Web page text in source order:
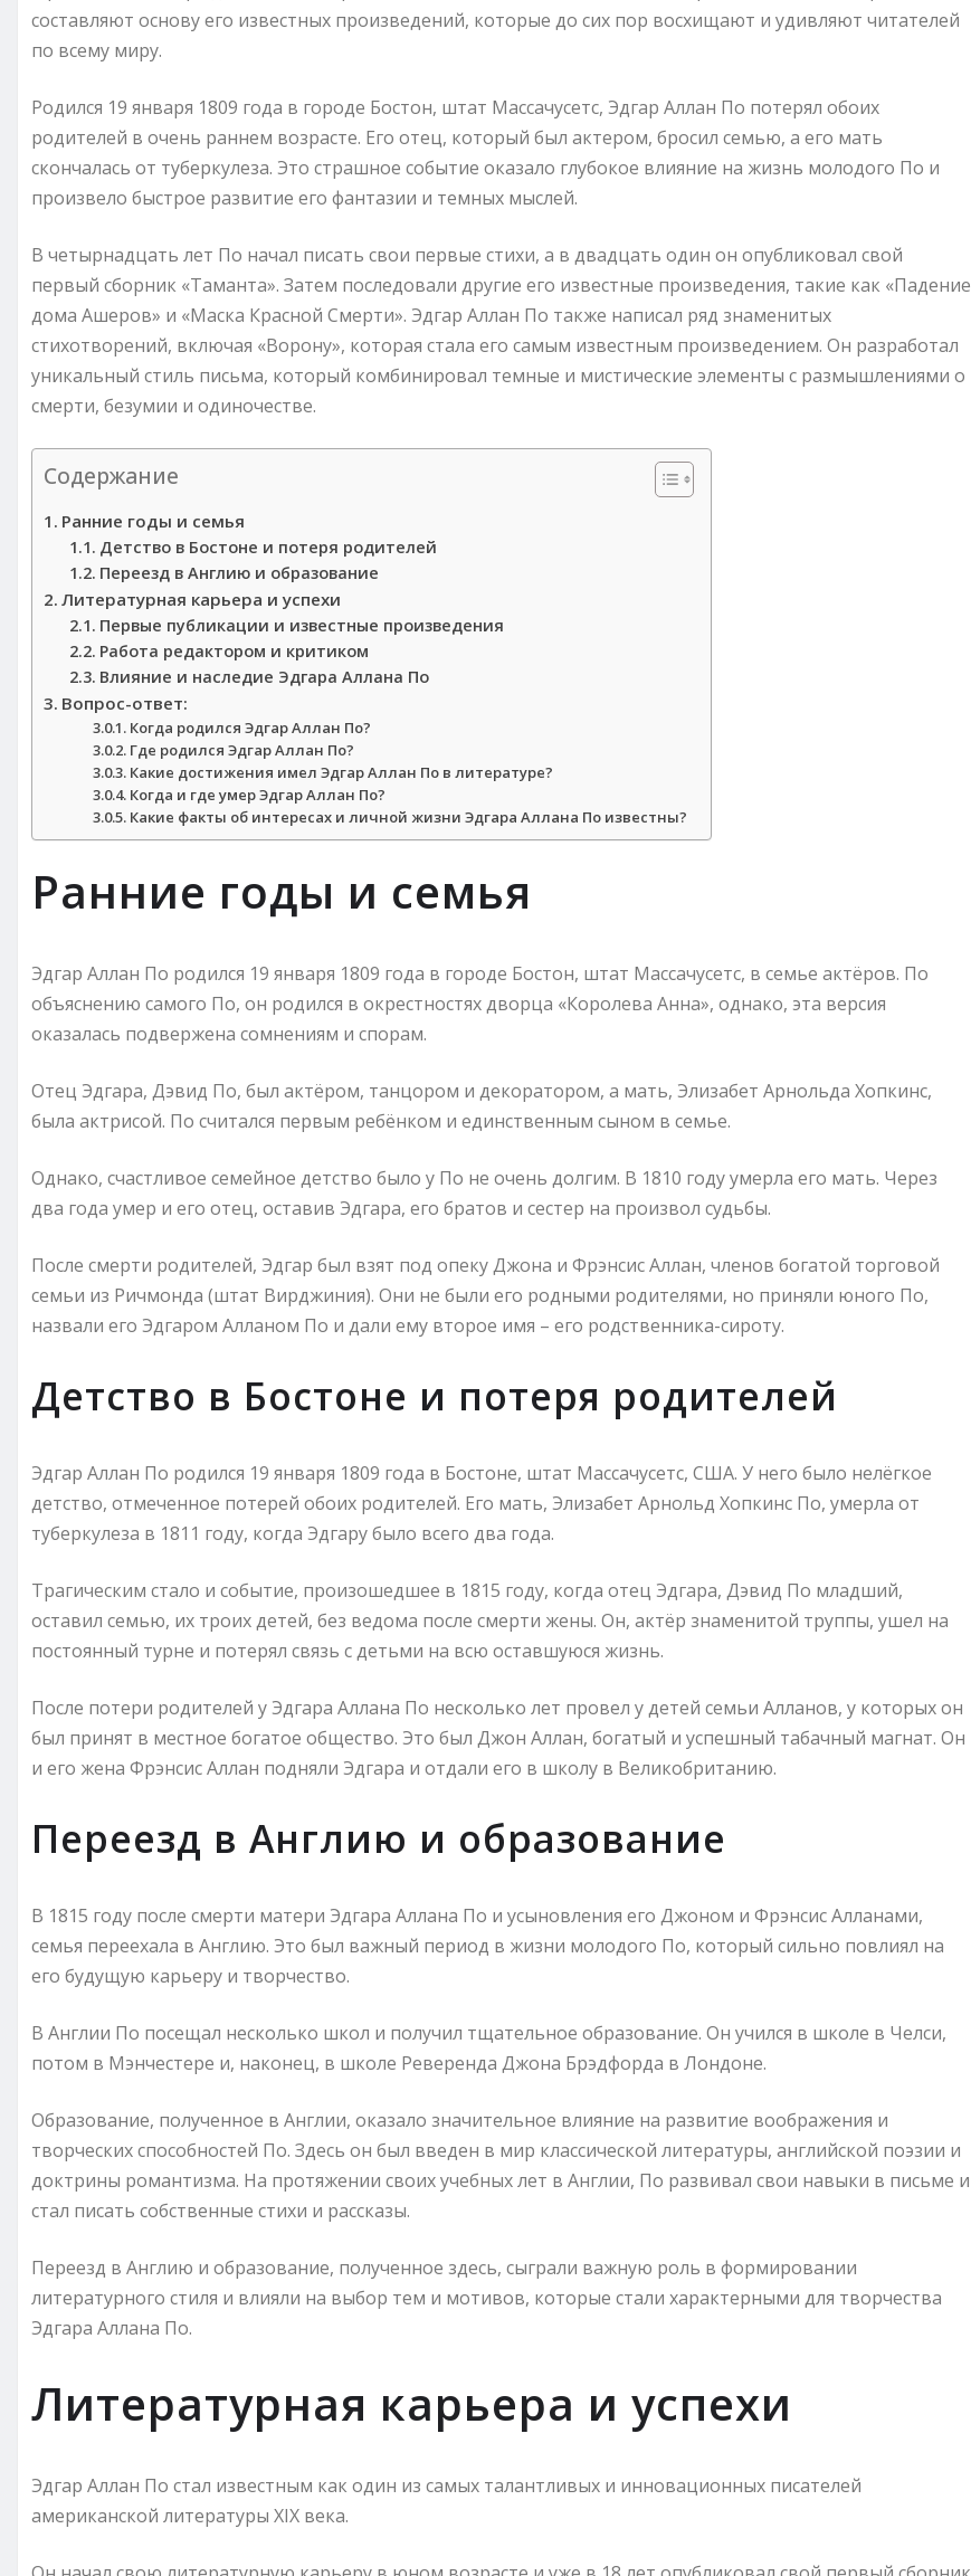
составляют основу его известных произведений, которые до сих пор восхищают и удивляют читателей
по всему миру.
Родился 19 января 1809 года в городе Бостон, штат Массачусетс, Эдгар Аллан По потерял обоих
родителей в очень раннем возрасте. Его отец, который был актером, бросил семью, а его мать
скончалась от туберкулеза. Это страшное событие оказало глубокое влияние на жизнь молодого По и
произвело быстрое развитие его фантазии и темных мыслей.
В четырнадцать лет По начал писать свои первые стихи, а в двадцать один он опубликовал свой
первый сборник «Таманта». Затем последовали другие его известные произведения, такие как «Падение
дома Ашеров» и «Маска Красной Смерти». Эдгар Аллан По также написал ряд знаменитых
стихотворений, включая «Ворону», которая стала его самым известным произведением. Он разработал
уникальный стиль письма, который комбинировал темные и мистические элементы с размышлениями о
смерти, безумии и одиночестве.
Содержание
Ранние годы и семья
Детство в Бостоне и потеря родителей
Переезд в Англию и образование
Литературная карьера и успехи
Первые публикации и известные произведения
Работа редактором и критиком
Влияние и наследие Эдгара Аллана По
Вопрос-ответ:
Когда родился Эдгар Аллан По?
Где родился Эдгар Аллан По?
Какие достижения имел Эдгар Аллан По в литературе?
Когда и где умер Эдгар Аллан По?
Какие факты об интересах и личной жизни Эдгара Аллана По известны?
Ранние годы и семья
Эдгар Аллан По родился 19 января 1809 года в городе Бостон, штат Массачусетс, в семье актёров. По
объяснению самого По, он родился в окрестностях дворца «Королева Анна», однако, эта версия
оказалась подвержена сомнениям и спорам.
Отец Эдгара, Дэвид По, был актёром, танцором и декоратором, а мать, Элизабет Арнольда Хопкинс,
была актрисой. По считался первым ребёнком и единственным сыном в семье.
Однако, счастливое семейное детство было у По не очень долгим. В 1810 году умерла его мать. Через
два года умер и его отец, оставив Эдгара, его братов и сестер на произвол судьбы.
После смерти родителей, Эдгар был взят под опеку Джона и Фрэнсис Аллан, членов богатой торговой
семьи из Ричмонда (штат Вирджиния). Они не были его родными родителями, но приняли юного По,
назвали его Эдгаром Алланом По и дали ему второе имя – его родственника-сироту.
Детство в Бостоне и потеря родителей
Эдгар Аллан По родился 19 января 1809 года в Бостоне, штат Массачусетс, США. У него было нелёгкое
детство, отмеченное потерей обоих родителей. Его мать, Элизабет Арнольд Хопкинс По, умерла от
туберкулеза в 1811 году, когда Эдгару было всего два года.
Трагическим стало и событие, произошедшее в 1815 году, когда отец Эдгара, Дэвид По младший,
оставил семью, их троих детей, без ведома после смерти жены. Он, актёр знаменитой труппы, ушел на
постоянный турне и потерял связь с детьми на всю оставшуюся жизнь.
После потери родителей у Эдгара Аллана По несколько лет провел у детей семьи Алланов, у которых он
был принят в местное богатое общество. Это был Джон Аллан, богатый и успешный табачный магнат. Он
и его жена Фрэнсис Аллан подняли Эдгара и отдали его в школу в Великобританию.
Переезд в Англию и образование
В 1815 году после смерти матери Эдгара Аллана По и усыновления его Джоном и Фрэнсис Алланами,
семья переехала в Англию. Это был важный период в жизни молодого По, который сильно повлиял на
его будущую карьеру и творчество.
В Англии По посещал несколько школ и получил тщательное образование. Он учился в школе в Челси,
потом в Мэнчестере и, наконец, в школе Реверенда Джона Брэдфорда в Лондоне.
Образование, полученное в Англии, оказало значительное влияние на развитие воображения и
творческих способностей По. Здесь он был введен в мир классической литературы, английской поэзии и
доктрины романтизма. На протяжении своих учебных лет в Англии, По развивал свои навыки в письме и
стал писать собственные стихи и рассказы.
Переезд в Англию и образование, полученное здесь, сыграли важную роль в формировании
литературного стиля и влияли на выбор тем и мотивов, которые стали характерными для творчества
Эдгара Аллана По.
Литературная карьера и успехи
Эдгар Аллан По стал известным как один из самых талантливых и инновационных писателей
американской литературы XIX века.